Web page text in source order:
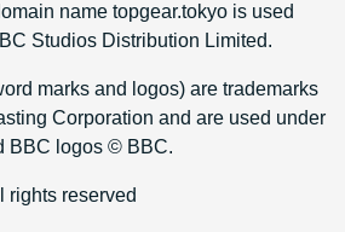
name topgear.tokyo is used
Studios Distribution Limited.
marks and logos) are trademarks
Corporation and are used under
BBC logos © BBC.
rights reserved